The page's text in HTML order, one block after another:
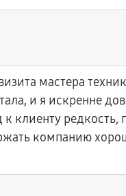
мастера
и я искренне
к клиенту редкость,
компанию